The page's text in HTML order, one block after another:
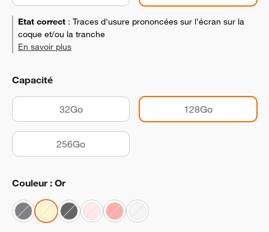
Etat correct : Traces d'usure prononcées sur l'écran sur la
coque et/ou la tranche
En savoir plus
Capacité
32Go 128Go
256Go
Couleur : Or